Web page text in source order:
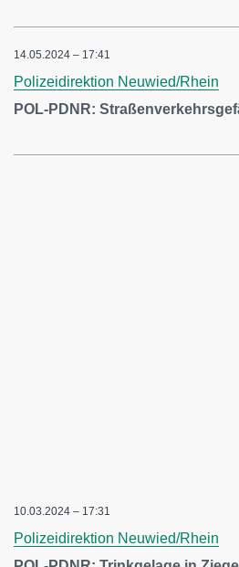
14.05.2024 – 17:41
Polizeidirektion Neuwied/Rhein
POL-PDNR:
10.03.2024 – 17:31
Polizeidirektion Neuwied/Rhein